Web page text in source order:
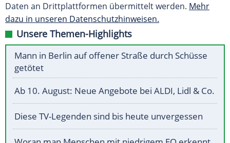
Daten an Drittplattformen übermittelt werden. Mehr
dazu in unseren Datenschutzhinweisen.
Unsere Themen-Highlights
Mann in Berlin auf offener Straße durch Schüsse
getötet
Ab 10. August: Neue Angebote bei ALDI, Lidl & Co.
Diese TV-Legenden sind bis heute unvergessen